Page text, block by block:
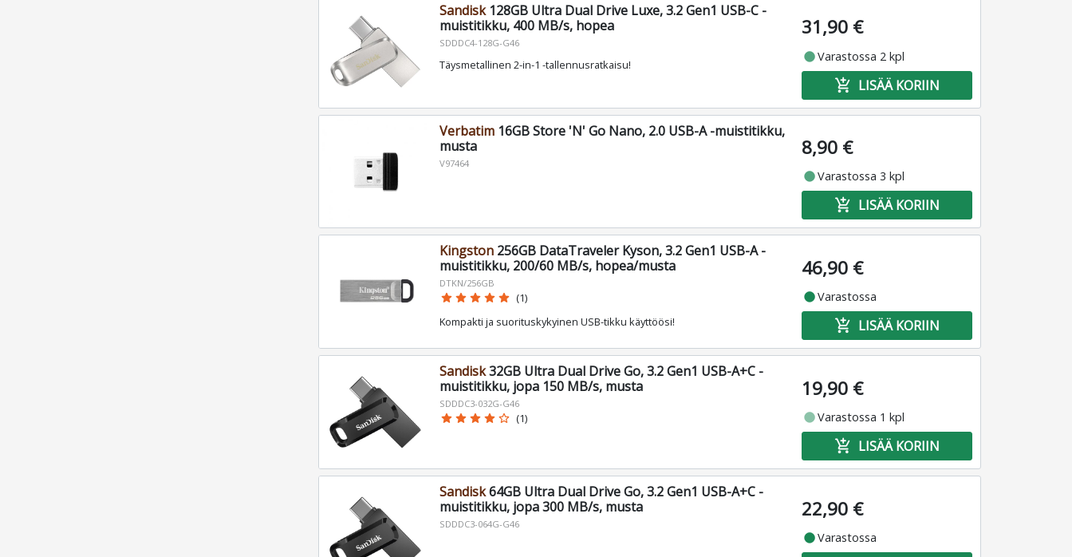
Sandisk128GB Ultra Dual Drive Luxe, 3.2 Gen1 USB-C -
muistitikku, 400 MB/s, hopea
SDDDC4-128G-G46
Täysmetallinen 2-in-1 -tallennusratkaisu!
31,90 €
fiber_manual_recordVarastossa 2 kpl
add_shopping_cart LISÄÄ KORIIN
Verbatim16GB Store 'N' Go Nano, 2.0 USB-A -muistitikku,
musta
V97464
8,90 €
fiber_manual_recordVarastossa 3 kpl
add_shopping_cart LISÄÄ KORIIN
Kingston256GB DataTraveler Kyson, 3.2 Gen1 USB-A -
muistitikku, 200/60 MB/s, hopea/musta
DTKN/256GB
star star star star star (1)
Kompakti ja suorituskykyinen USB-tikku käyttöösi!
46,90 €
fiber_manual_recordVarastossa
add_shopping_cart LISÄÄ KORIIN
Sandisk32GB Ultra Dual Drive Go, 3.2 Gen1 USB-A+C -
muistitikku, jopa 150 MB/s, musta
SDDDC3-032G-G46
star star star star star_border (1)
19,90 €
fiber_manual_recordVarastossa 1 kpl
add_shopping_cart LISÄÄ KORIIN
Sandisk64GB Ultra Dual Drive Go, 3.2 Gen1 USB-A+C -
muistitikku, jopa 300 MB/s, musta
SDDDC3-064G-G46
22,90 €
fiber_manual_recordVarastossa